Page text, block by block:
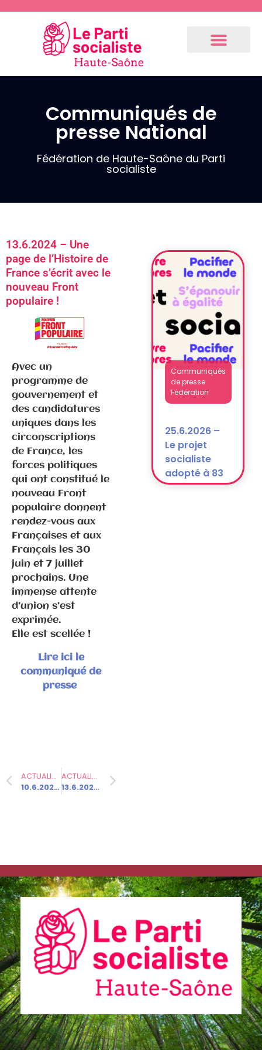
Communiqués de
presse National
Fédération de Haute-Saône du Parti
socialiste
13.6.2024 – Une
page de l’Histoire de
France s’écrit avec le
nouveau Front
populaire !
Avec un
programme de
gouvernement et
des candidatures
uniques dans les
circonscriptions
de France, les
forces politiques
qui ont constitué le
nouveau Front
populaire donnent
rendez-vous aux
Françaises et aux
Français les 30
juin et 7 juillet
prochains. Une
immense attente
d’union s’est
exprimée.
Elle est scellée !
Lire ici le
communiqué de
presse
ACTUALITÉ PRÉCÉDENTE
10.6.2024 – Un nouveau front populaire contre l’extrême-droite
ACTUALITÉ SUIVANTE
13.6.2024 – Une page de l’Histoire de France s’écrit avec le nouveau Front populaire ! 30 juin et 7 juillet – Elections législatives 2024 en Haute-Saône
Communiqués
de presse
du Bureau
National
après la
dissolution)
Communiqués
de presse
Fédération
25.6.2026 –
Le projet
socialiste
adopté à 83
% !
Communiqués
de presse
Fédération
2.2.2026 –
Visite
d’Emmanuel
Macron en
Haute-Saône